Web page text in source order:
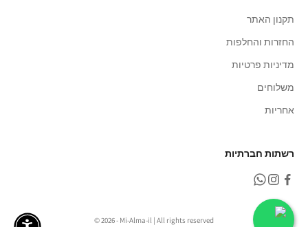
תקנון האתר
החזרות והחלפות
מדיניות פרטיות
משלוחים
אחריות
רשתות חברתיות
© 2026 - Mi-Alma-il | All rights reserved